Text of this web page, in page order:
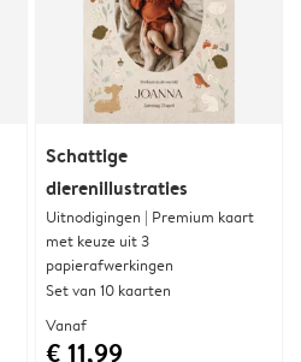
Schattige
dierenillustraties
Uitnodigingen | Premium kaart
met keuze uit 3
papierafwerkingen
Set van 10 kaarten
Vanaf
€ 11,99